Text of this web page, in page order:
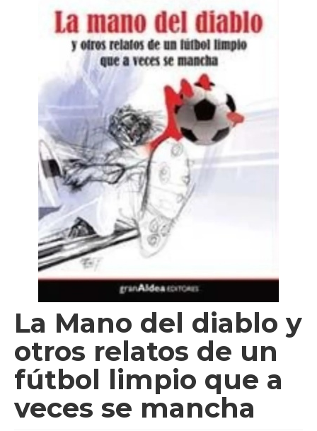
Videos
Tienda
La Mano del diablo y
otros relatos de un
fútbol limpio que a
veces se mancha